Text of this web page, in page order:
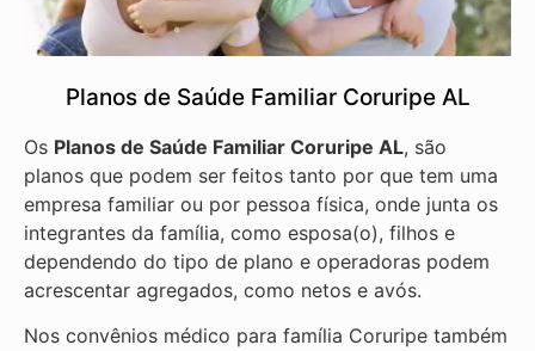
Planos de Saúde Familiar Coruripe AL
Os Planos de Saúde Familiar Coruripe AL, são
planos que podem ser feitos tanto por que tem uma
empresa familiar ou por pessoa física, onde junta os
integrantes da família, como esposa(o), filhos e
dependendo do tipo de plano e operadoras podem
acrescentar agregados, como netos e avós.
Nos convênios médico para família Coruripe também